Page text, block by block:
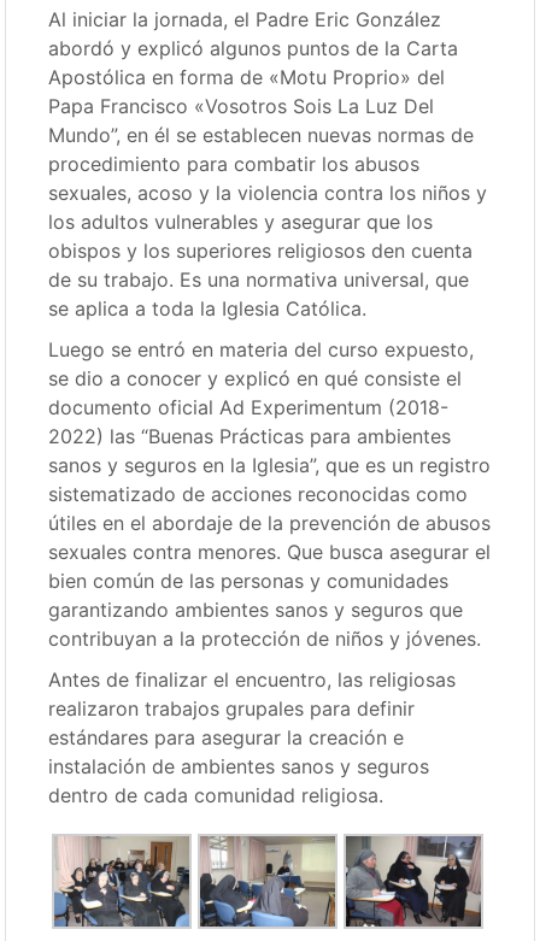
Al iniciar la jornada, el Padre Eric González
abordó y explicó algunos puntos de la Carta
Apostólica en forma de «Motu Proprio» del
Papa Francisco «Vosotros Sois La Luz Del
Mundo”, en él se establecen nuevas normas de
procedimiento para combatir los abusos
sexuales, acoso y la violencia contra los niños y
los adultos vulnerables y asegurar que los
obispos y los superiores religiosos den cuenta
de su trabajo. Es una normativa universal, que
se aplica a toda la Iglesia Católica.
Luego se entró en materia del curso expuesto,
se dio a conocer y explicó en qué consiste el
documento oficial Ad Experimentum (2018-
2022) las “Buenas Prácticas para ambientes
sanos y seguros en la Iglesia”, que es un registro
sistematizado de acciones reconocidas como
útiles en el abordaje de la prevención de abusos
sexuales contra menores. Que busca asegurar el
bien común de las personas y comunidades
garantizando ambientes sanos y seguros que
contribuyan a la protección de niños y jóvenes.
Antes de finalizar el encuentro, las religiosas
realizaron trabajos grupales para definir
estándares para asegurar la creación e
instalación de ambientes sanos y seguros
dentro de cada comunidad religiosa.